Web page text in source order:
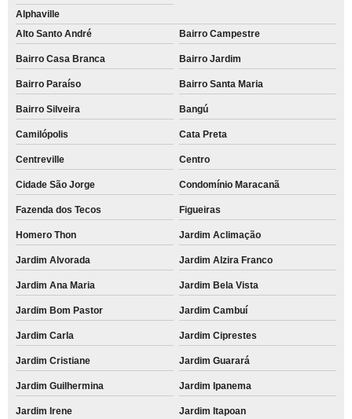
Alphaville
Alto Santo André
Bairro Campestre
Bairro Casa Branca Bairro Jardim
Bairro Paraíso Bairro Santa Maria
Bairro Silveira Bangú
Camilópolis Cata Preta
Centreville Centro
Cidade São Jorge Condomínio Maracanã
Fazenda dos Tecos Figueiras
Homero Thon Jardim Aclimação
Jardim Alvorada Jardim Alzira Franco
Jardim Ana Maria Jardim Bela Vista
Jardim Bom Pastor Jardim Cambuí
Jardim Carla Jardim Ciprestes
Jardim Cristiane Jardim Guarará
Jardim Guilhermina Jardim Ipanema
Jardim Irene Jardim Itapoan